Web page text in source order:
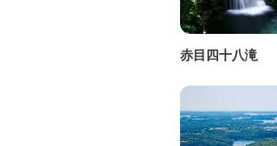
赤目四十八滝